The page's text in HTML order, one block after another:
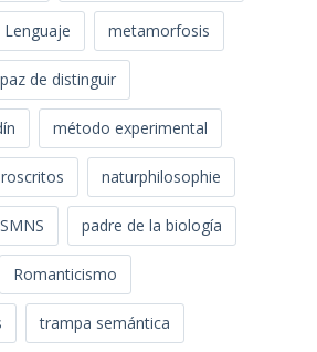
Lenguaje metamorfosis
de distinguir
método experimental
naturphilosophie
padre de la biología
Romanticismo
trampa semántica